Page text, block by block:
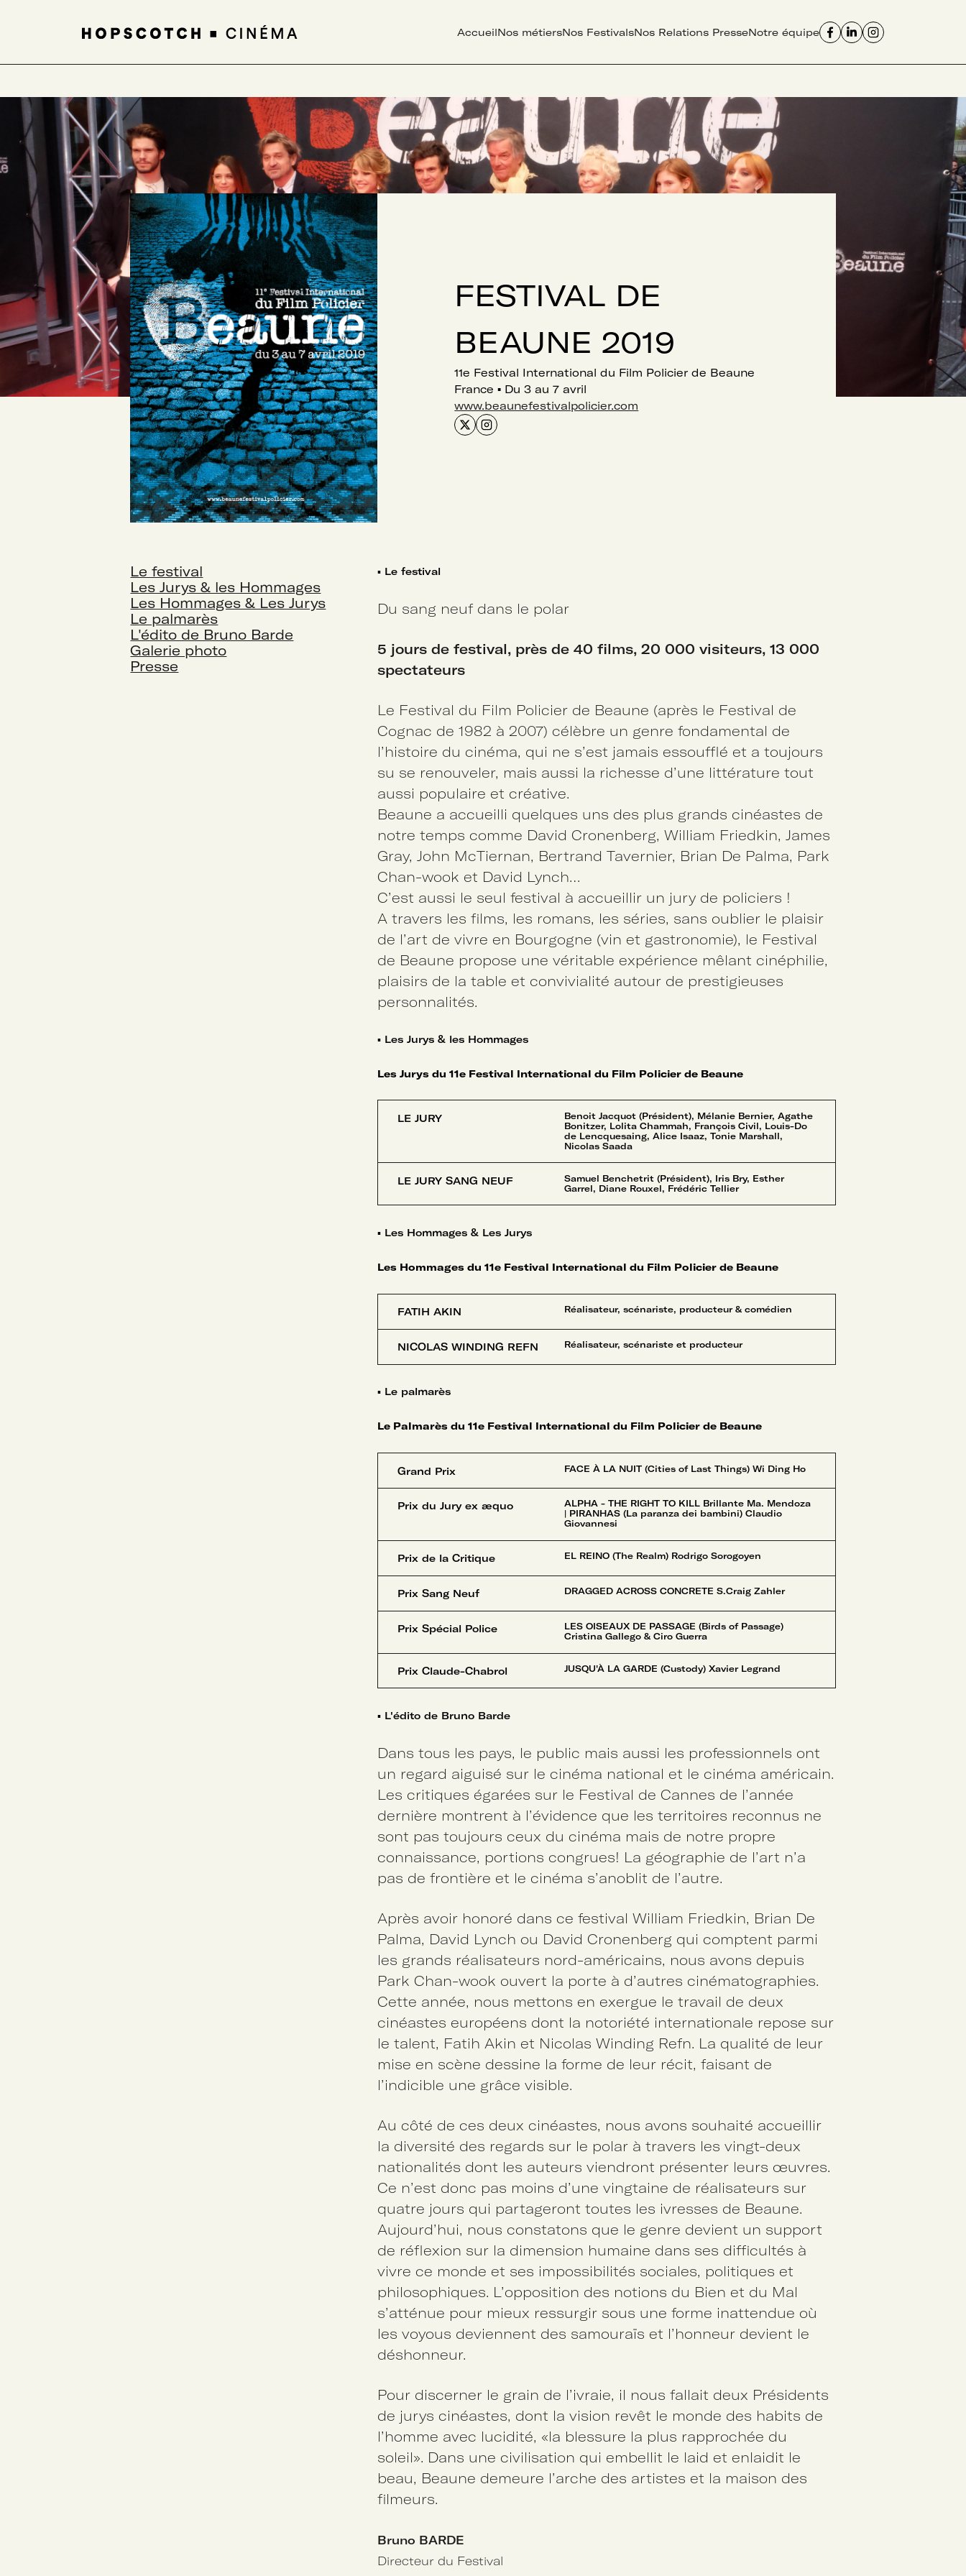
AccueilNos métiersNos FestivalsNos Relations PresseNotre équipe
FESTIVAL DE
BEAUNE 2019
11e Festival International du Film Policier de Beaune
France ▪ Du 3 au 7 avril
www.beaunefestivalpolicier.com
Le festival
Les Jurys & les Hommages
Les Hommages & Les Jurys
Le palmarès
L'édito de Bruno Barde
Galerie photo
Presse
▪ Le festival
Du sang neuf dans le polar
5 jours de festival, près de 40 films, 20 000 visiteurs, 13 000
spectateurs
Le Festival du Film Policier de Beaune (après le Festival de
Cognac de 1982 à 2007) célèbre un genre fondamental de
l’histoire du cinéma, qui ne s’est jamais essoufflé et a toujours
su se renouveler, mais aussi la richesse d’une littérature tout
aussi populaire et créative.
Beaune a accueilli quelques uns des plus grands cinéastes de
notre temps comme David Cronenberg, William Friedkin, James
Gray, John McTiernan, Bertrand Tavernier, Brian De Palma, Park
Chan-wook et David Lynch…
C’est aussi le seul festival à accueillir un jury de policiers !
A travers les films, les romans, les séries, sans oublier le plaisir
de l’art de vivre en Bourgogne (vin et gastronomie), le Festival
de Beaune propose une véritable expérience mêlant cinéphilie,
plaisirs de la table et convivialité autour de prestigieuses
personnalités.
▪ Les Jurys & les Hommages
Les Jurys du 11e Festival International du Film Policier de Beaune
LE JURY
Benoit Jacquot (Président), Mélanie Bernier, Agathe
Bonitzer, Lolita Chammah, François Civil, Louis-Do
de Lencquesaing, Alice Isaaz, Tonie Marshall,
Nicolas Saada
LE JURY SANG NEUF
Samuel Benchetrit (Président), Iris Bry, Esther
Garrel, Diane Rouxel, Frédéric Tellier
▪ Les Hommages & Les Jurys
Les Hommages du 11e Festival International du Film Policier de Beaune
FATIH AKIN Réalisateur, scénariste, producteur & comédien
NICOLAS WINDING REFN Réalisateur, scénariste et producteur
▪ Le palmarès
Le Palmarès du 11e Festival International du Film Policier de Beaune
Grand Prix FACE À LA NUIT (Cities of Last Things) Wi Ding Ho
Prix du Jury ex æquo
ALPHA - THE RIGHT TO KILL Brillante Ma. Mendoza
| PIRANHAS (La paranza dei bambini) Claudio
Giovannesi
Prix de la Critique EL REINO (The Realm) Rodrigo Sorogoyen
Prix Sang Neuf DRAGGED ACROSS CONCRETE S.Craig Zahler
Prix Spécial Police
LES OISEAUX DE PASSAGE (Birds of Passage)
Cristina Gallego & Ciro Guerra
Prix Claude-Chabrol JUSQU'À LA GARDE (Custody) Xavier Legrand
▪ L'édito de Bruno Barde
Dans tous les pays, le public mais aussi les professionnels ont
un regard aiguisé sur le cinéma national et le cinéma américain.
Les critiques égarées sur le Festival de Cannes de l’année
dernière montrent à l’évidence que les territoires reconnus ne
sont pas toujours ceux du cinéma mais de notre propre
connaissance, portions congrues! La géographie de l’art n’a
pas de frontière et le cinéma s’anoblit de l’autre.
Après avoir honoré dans ce festival William Friedkin, Brian De
Palma, David Lynch ou David Cronenberg qui comptent parmi
les grands réalisateurs nord-américains, nous avons depuis
Park Chan-wook ouvert la porte à d’autres cinématographies.
Cette année, nous mettons en exergue le travail de deux
cinéastes européens dont la notoriété internationale repose sur
le talent, Fatih Akin et Nicolas Winding Refn. La qualité de leur
mise en scène dessine la forme de leur récit, faisant de
l’indicible une grâce visible.
Au côté de ces deux cinéastes, nous avons souhaité accueillir
la diversité des regards sur le polar à travers les vingt-deux
nationalités dont les auteurs viendront présenter leurs œuvres.
Ce n’est donc pas moins d’une vingtaine de réalisateurs sur
quatre jours qui partageront toutes les ivresses de Beaune.
Aujourd’hui, nous constatons que le genre devient un support
de réflexion sur la dimension humaine dans ses difficultés à
vivre ce monde et ses impossibilités sociales, politiques et
philosophiques. L’opposition des notions du Bien et du Mal
s’atténue pour mieux ressurgir sous une forme inattendue où
les voyous deviennent des samouraïs et l’honneur devient le
déshonneur.
Pour discerner le grain de l’ivraie, il nous fallait deux Présidents
de jurys cinéastes, dont la vision revêt le monde des habits de
l’homme avec lucidité, «la blessure la plus rapprochée du
soleil». Dans une civilisation qui embellit le laid et enlaidit le
beau, Beaune demeure l’arche des artistes et la maison des
filmeurs.
Bruno BARDE
Directeur du Festival